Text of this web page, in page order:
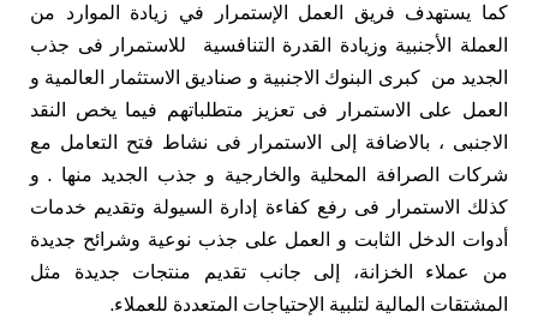
كما يستهدف فريق العمل الإستمرار في زيادة الموارد من
العملة الأجنبية وزيادة القدرة التنافسية للاستمرار فى جذب
الجديد من كبرى البنوك الاجنبية و صناديق الاستثمار العالمية و
العمل على الاستمرار فى تعزيز متطلباتهم فيما يخص النقد
الاجنبى ، بالاضافة إلى الاستمرار فى نشاط فتح التعامل مع
شركات الصرافة المحلية والخارجية و جذب الجديد منها . و
كذلك الاستمرار فى رفع كفاءة إدارة السيولة وتقديم خدمات
أدوات الدخل الثابت و العمل على جذب نوعية وشرائح جديدة
من عملاء الخزانة، إلى جانب تقديم منتجات جديدة مثل
المشتقات المالية لتلبية الإحتياجات المتعددة للعملاء.